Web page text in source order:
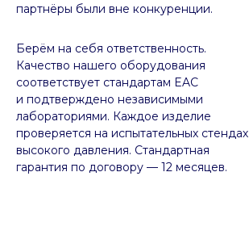
Берём на себя ответственность.
Качество нашего оборудования
соответствует стандартам EAC
и подтверждено независимыми
лабораториями. Каждое изделие
проверяется на испытательных стендах
высокого давления. Стандартная
гарантия по договору — 12 месяцев.
партнёры были вне конкуренции.